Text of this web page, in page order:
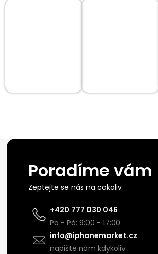
Poradíme vám
Zeptejte se nás na cokoliv
+420 777 030 046
Po - Pá: 9:00 - 17:00
info@iphonemarket.cz
napište nám kdykoliv